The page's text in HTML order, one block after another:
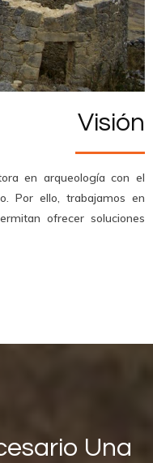
Visión
en arqueología con el
Por ello, trabajamos en
ofrecer soluciones
Una